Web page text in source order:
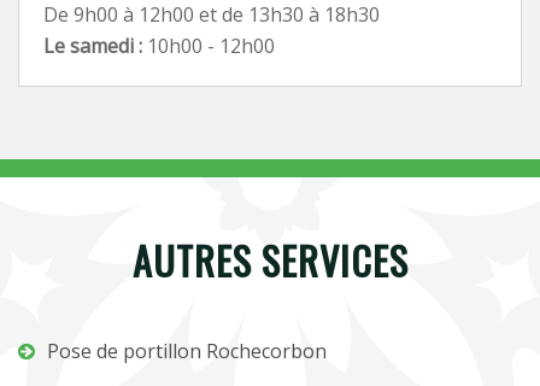
De 9h00 à 12h00 et de 13h30 à 18h30
Le samedi : 10h00 - 12h00
AUTRES SERVICES
Pose de portillon Rochecorbon